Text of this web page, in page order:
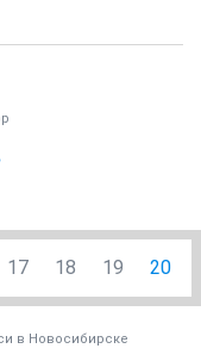
17 18 19 20
в Новосибирске